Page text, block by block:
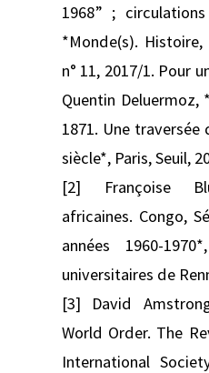
1968” ;
*Monde(s).
n° 11, 2017/1. Pour
Quentin Deluermoz,
1871. Une traversée
siècle*, Paris, Seuil,
[2] Françoise
africaines. Congo,
années 1960-
universitaires de
[3] David
World Order. The
International